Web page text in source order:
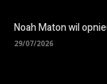
Noah Maton wil
29/07/2026